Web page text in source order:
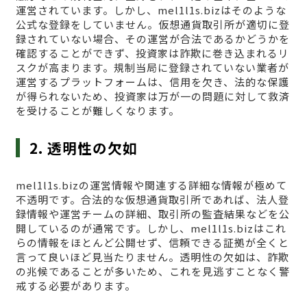
運営されています。しかし、mel1l1s.bizはそのような
公式な登録をしていません。仮想通貨取引所が適切に登
録されていない場合、その運営が合法であるかどうかを
確認することができず、投資家は詐欺に巻き込まれるリ
スクが高まります。規制当局に登録されていない業者が
運営するプラットフォームは、信用を欠き、法的な保護
が得られないため、投資家は万が一の問題に対して救済
を受けることが難しくなります。
2. 透明性の欠如
mel1l1s.bizの運営情報や関連する詳細な情報が極めて
不透明です。合法的な仮想通貨取引所であれば、法人登
録情報や運営チームの詳細、取引所の監査結果などを公
開しているのが通常です。しかし、mel1l1s.bizはこれ
らの情報をほとんど公開せず、信頼できる証拠が全くと
言って良いほど見当たりません。透明性の欠如は、詐欺
の兆候であることが多いため、これを見逃すことなく警
戒する必要があります。